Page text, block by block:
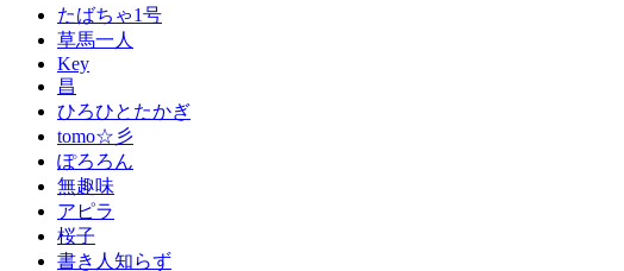
たばちゃ1号
草馬一人
Key
昌
ひろひとたかぎ
tomo☆彡
ぽろろん
無趣味
アピラ
桜子
書き人知らず